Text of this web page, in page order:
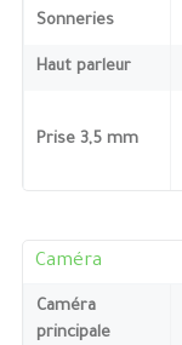
Sonneries
Haut parleur
Prise 3,5 mm
Caméra
Caméra
principale